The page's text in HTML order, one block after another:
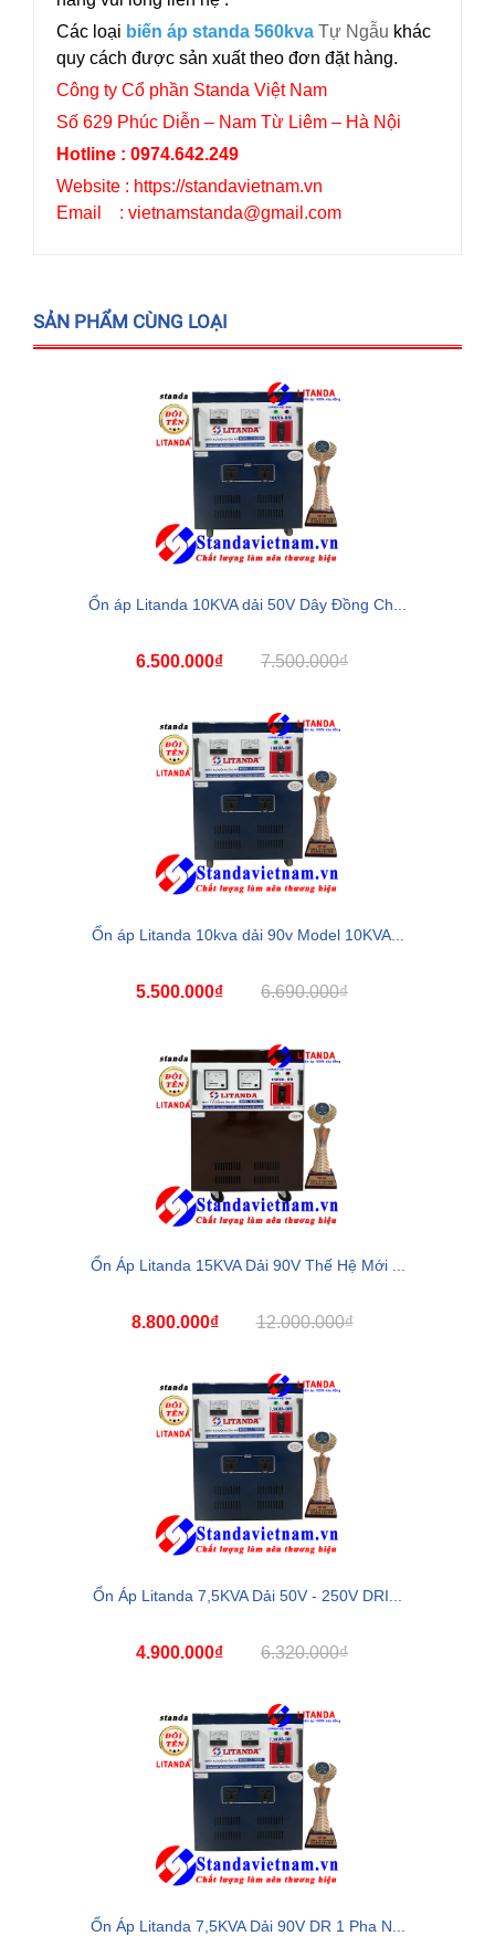
Các loại biến áp standa 560kva Tự Ngẫu khác
quy cách được sản xuất theo đơn đặt hàng.
Công ty Cổ phần Standa Việt Nam
Số 629 Phúc Diễn – Nam Từ Liêm – Hà Nội
Hotline : 0974.642.249
Website : https://standavietnam.vn
Email : vietnamstanda@gmail.com
SẢN PHẨM CÙNG LOẠI
Ổn áp Litanda 10KVA dải 50V Dây Đồng Ch...
6.500.000₫ 7.500.000₫
Ổn áp Litanda 10kva dải 90v Model 10KVA...
5.500.000₫ 6.690.000₫
Ổn Áp Litanda 15KVA Dải 90V Thế Hệ Mới ...
8.800.000₫ 12.000.000₫
Ổn Áp Litanda 7,5KVA Dải 50V - 250V DRI...
4.900.000₫ 6.320.000₫
Ổn Áp Litanda 7,5KVA Dải 90V DR 1 Pha N...